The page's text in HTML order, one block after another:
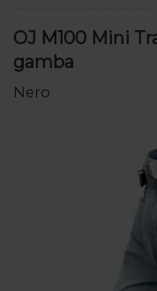
OJ M100 Mini
gamba
Nero